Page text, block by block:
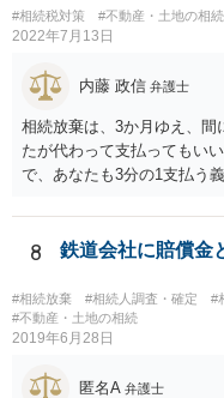
に葬儀費用を支出する経済
ば相続財産から支出しても
#相続税対策 #不動産・土地の相続
2022年7月13日
内藤 政信 弁護士
相続放棄は、3か月ゆえ、間
たが代わって支払ってもい
で、あなたも3分の1支払う
払い義務があります。
8 鉄道会社に賠償金
#相続放棄 #相続人調査・確定 #
#不動産・土地の相続
2019年6月28日
匿名A 弁護士